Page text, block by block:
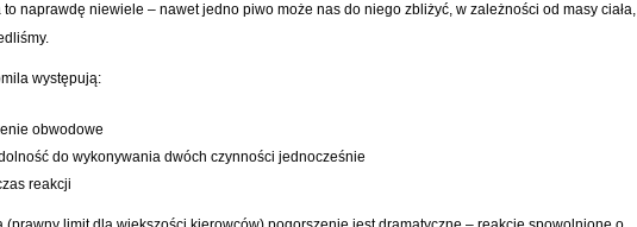
to naprawdę niewiele – nawet jedno piwo może nas do niego zbliżyć, w zależności od masy ciała,
występują:
obwodowe
do wykonywania dwóch czynności jednocześnie
reakcji